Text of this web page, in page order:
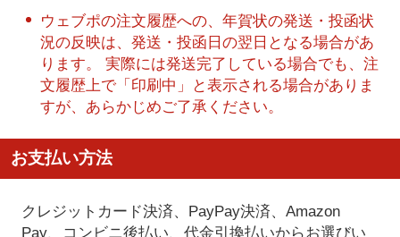
ウェブポの注文履歴への、年賀状の発送・投函状
況の反映は、発送・投函日の翌日となる場合があ
ります。 実際には発送完了している場合でも、注
文履歴上で「印刷中」と表示される場合がありま
すが、あらかじめご了承ください。
お支払い方法
クレジットカード決済、PayPay決済、Amazon
Pay、コンビニ後払い、代金引換払いからお選びい